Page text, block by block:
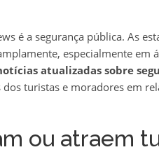
é a segurança pública. As
especialmente em
atualizadas sobre
turistas e moradores em
ou atraem